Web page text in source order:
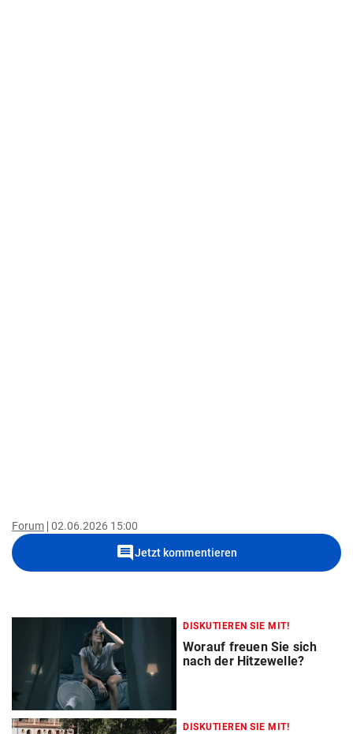
Forum 02.06.2026 15:00
commentJetzt kommentieren
DISKUTIEREN SIE MIT!
Worauf freuen Sie sich
nach der Hitzewelle?
DISKUTIEREN SIE MIT!